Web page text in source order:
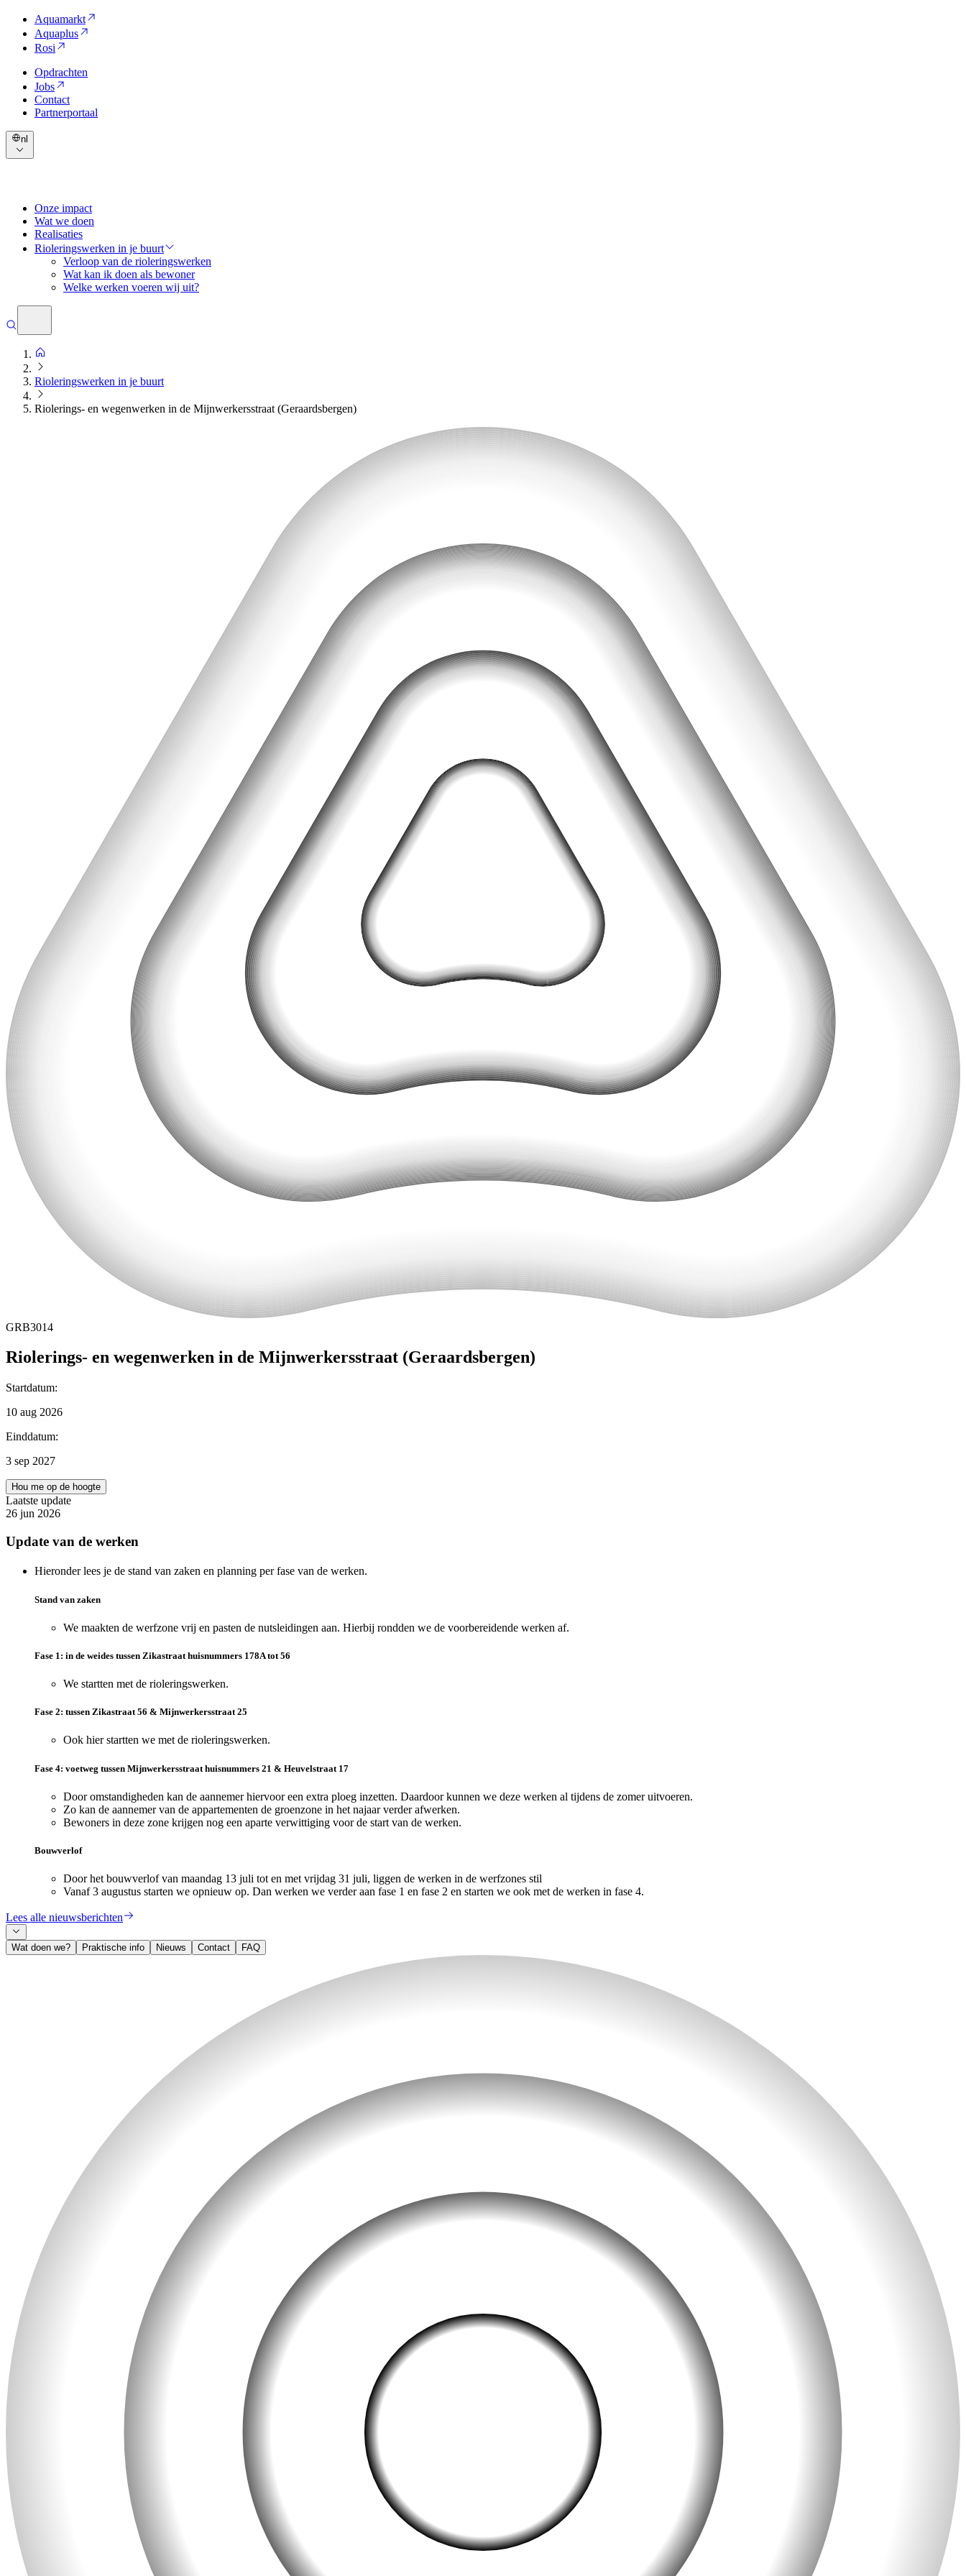
Aquamarkt
Aquaplus
Rosi
Opdrachten
Jobs
Contact
Partnerportaal
nl
Onze impact
Wat we doen
Realisaties
Rioleringswerken in je buurt
Verloop van de rioleringswerken
Wat kan ik doen als bewoner
Welke werken voeren wij uit?
Rioleringswerken in je buurt
Riolerings- en wegenwerken in de Mijnwerkersstraat (Geraardsbergen)
GRB3014
Riolerings- en wegenwerken in de Mijnwerkersstraat (Geraardsbergen)
Startdatum:
10 aug 2026
Einddatum:
3 sep 2027
Hou me op de hoogte
Laatste update
26 jun 2026
Update van de werken
Hieronder lees je de stand van zaken en planning per fase van de werken.
Stand van zaken
We maakten de werfzone vrij en pasten de nutsleidingen aan. Hierbij rondden we de voorbereidende werken af.
Fase 1: in de weides tussen Zikastraat huisnummers 178A tot 56
We startten met de rioleringswerken.
Fase 2: tussen Zikastraat 56 & Mijnwerkersstraat 25
Ook hier startten we met de rioleringswerken.
Fase 4: voetweg tussen Mijnwerkersstraat huisnummers 21 & Heuvelstraat 17
Door omstandigheden kan de aannemer hiervoor een extra ploeg inzetten. Daardoor kunnen we deze werken al tijdens de zomer uitvoeren.
Zo kan de aannemer van de appartementen de groenzone in het najaar verder afwerken.
Bewoners in deze zone krijgen nog een aparte verwittiging voor de start van de werken.
Bouwverlof
Door het bouwverlof van maandag 13 juli tot en met vrijdag 31 juli, liggen de werken in de werfzones stil
Vanaf 3 augustus starten we opnieuw op. Dan werken we verder aan fase 1 en fase 2 en starten we ook met de werken in fase 4.
Lees alle nieuwsberichten
Wat doen we? Praktische info Nieuws Contact FAQ